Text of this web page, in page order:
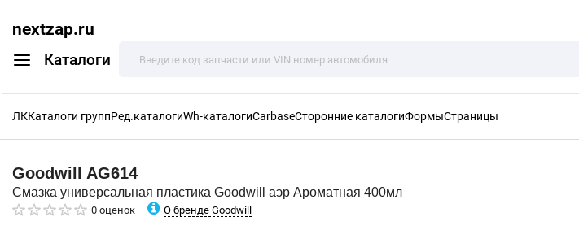
nextzap.ru
Каталоги
ЛККаталоги группРед.каталогиWh-каталогиCarbaseСторонние каталогиФормыСтраницы
Goodwill AG614
Смазка универсальная пластика Goodwill аэр Ароматная 400мл
0 оценок О бренде Goodwill